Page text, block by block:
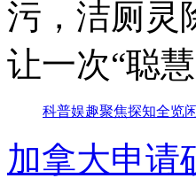
污，洁厕
让一次“聪
科普娱趣聚焦探知全览
加拿大申请